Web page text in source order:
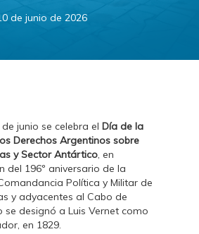
de junio de 2026
junio se celebra el Día de la
Derechos Argentinos sobre
y Sector Antártico, en
del 196º aniversario de la
Política y Militar de
y adyacentes al Cabo de
se designó a Luis Vernet como
en 1829.